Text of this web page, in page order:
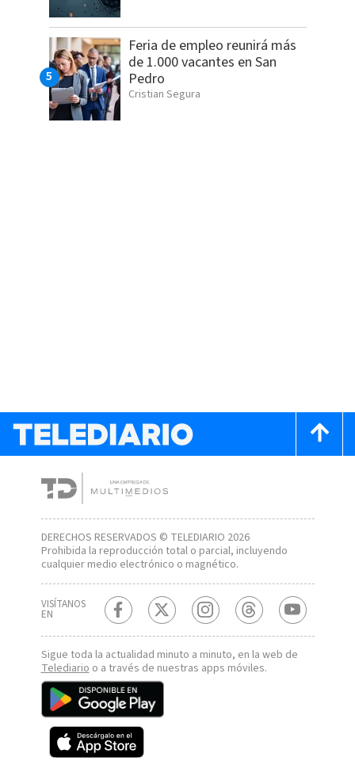
Feria de empleo reunirá más
de 1.000 vacantes en San
Pedro
Cristian Segura
DERECHOS RESERVADOS © TELEDIARIO 2026
Prohibida la reproducción total o parcial, incluyendo
cualquier medio electrónico o magnético.
VISÍTANOS
EN
Sigue toda la actualidad minuto a minuto, en la web de
Telediario o a través de nuestras apps móviles.